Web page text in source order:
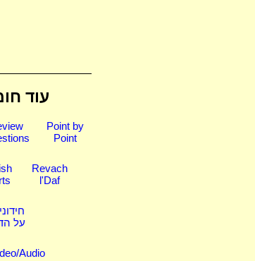
עוד
Point by
Point
Revach
l'Daf
על
Audio